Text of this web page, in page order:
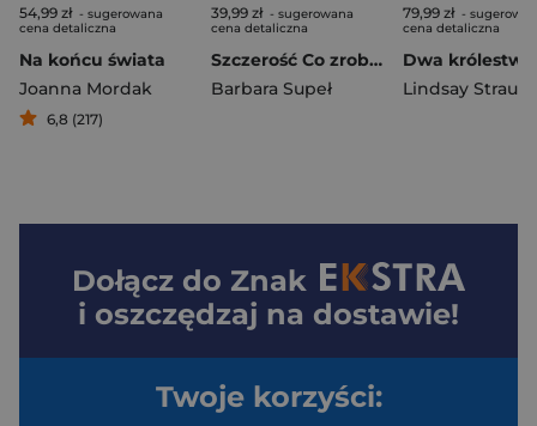
54,99 zł - sugerowana
cena detaliczna
Na końcu świata
Joanna Mordak
6,8 (217)
39,99 zł - sugerowana
cena detaliczna
Szczerość Co zrobi Frania? Tom 6
Barbara Supeł
79,99 zł -
cena detaliczna
Lindsay
Dołącz do Znak
i oszczędzaj na dostawie!
Twoje korzyści: